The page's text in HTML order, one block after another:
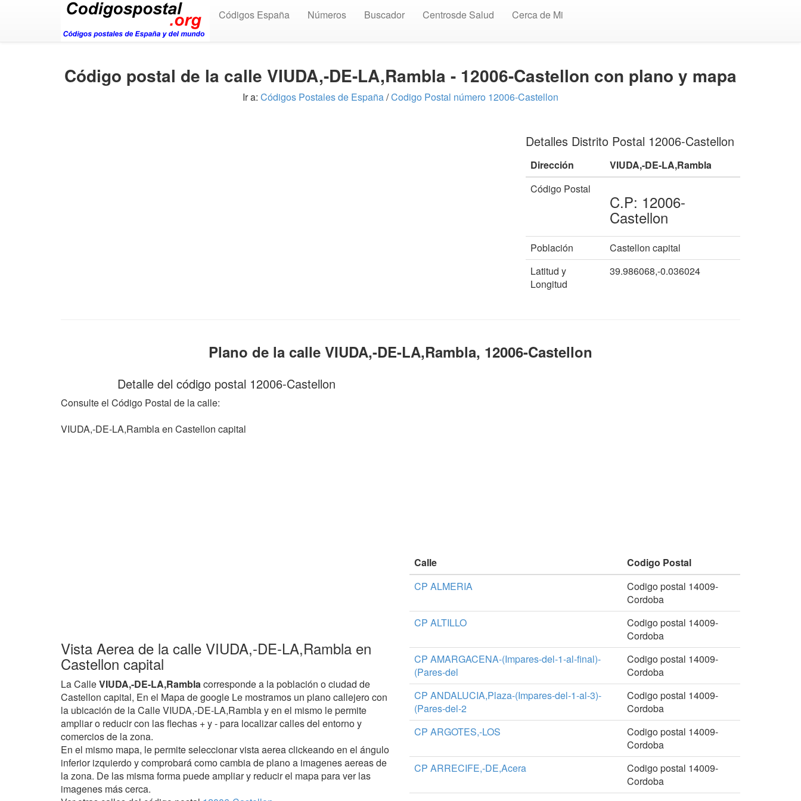
Códigos España Números Buscador Centrosde Salud Cerca de Mi
Código postal de la calle VIUDA,-DE-LA,Rambla - 12006-Castellon con plano y mapa
Ir a: Códigos Postales de España/Codigo Postal número 12006-Castellon
Detalles Distrito Postal 12006-Castellon
Dirección
VIUDA,-DE-LA,Rambla
Código Postal
C.P: 12006-
Castellon
Población
Castellon capital
Latitud y
Longitud
39.986068,-0.036024
Plano de la calle VIUDA,-DE-LA,Rambla, 12006-Castellon
Detalle del código postal 12006-Castellon
Consulte el Código Postal de la calle:
VIUDA,-DE-LA,Rambla en Castellon capital
Vista Aerea de la calle VIUDA,-DE-LA,Rambla en
Castellon capital
La CalleVIUDA,-DE-LA,Ramblacorresponde a la población o ciudad de
Castellon capital, En el Mapa de google Le mostramos un plano callejero con
la ubicación de la Calle VIUDA,-DE-LA,Rambla y en el mismo le permite
ampliar o reducir con las flechas + y - para localizar calles del entorno y
comercios de la zona.
En el mismo mapa, le permite seleccionar vista aerea clickeando en el ángulo
inferior izquierdo y comprobará como cambia de plano a imagenes aereas de
la zona. De las misma forma puede ampliar y reducir el mapa para ver las
imagenes más cerca.
Calle
Codigo Postal
CP ALMERIA
Codigo postal 14009-
Cordoba
CP ALTILLO
Codigo postal 14009-
Cordoba
CP AMARGACENA-(Impares-del-1-al-final)-
(Pares-del
Codigo postal 14009-
Cordoba
CP ANDALUCIA,Plaza-(Impares-del-1-al-3)-
(Pares-del-2
Codigo postal 14009-
Cordoba
CP ARGOTES,-LOS
Codigo postal 14009-
Cordoba
CP ARRECIFE,-DE,Acera
Codigo postal 14009-
Cordoba